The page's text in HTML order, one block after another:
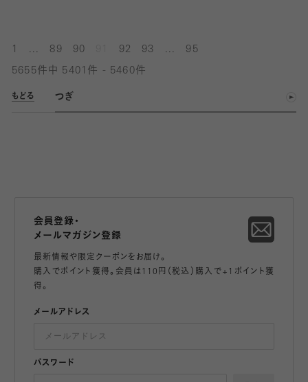
89 90 92 93 95
5655件中 5401件 - 5460件
もどる つぎ
会員登録・
メールマガジン登録
最新情報や限定クーポンをお届け。
購入でポイント獲得。会員は110円（税込）購入で+1ポイント獲
得。
メールアドレス
パスワード